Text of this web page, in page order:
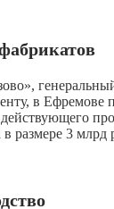
в Ефремове
размере 3 млрд